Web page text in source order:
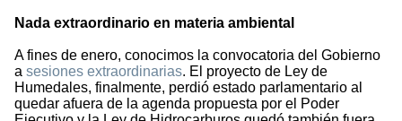
Nada extraordinario en materia ambiental
A fines de enero, conocimos la convocatoria del Gobierno
a sesiones extraordinarias. El proyecto de Ley de
Humedales, finalmente, perdió estado parlamentario al
quedar afuera de la agenda propuesta por el Poder